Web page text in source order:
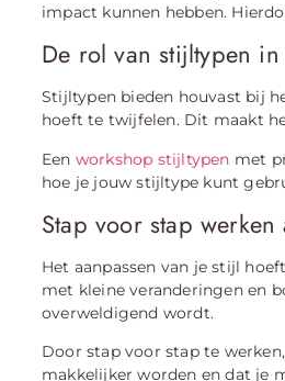
impact kunnen hebben.
De rol van stijltypen
Stijltypen bieden houvast bij
hoeft te twijfelen. Dit maakt
Een workshop stijltypen met
hoe je jouw stijltype kunt
Stap voor stap
Het aanpassen van je stijl
met kleine veranderingen en
overweldigend wordt.
Door stap voor stap te
makkelijker worden en dat je